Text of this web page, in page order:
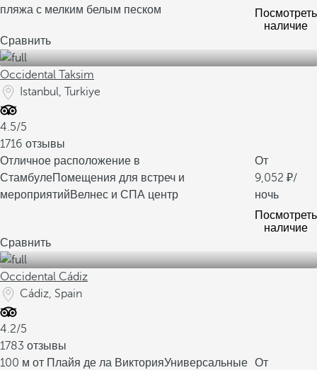
пляжа с мелким белым песком
Посмотреть
наличие
Сравнить
Occidental Taksim
Istanbul, Turkiye
4.5/5
1716 отзывы
Отличное расположение в
СтамбулеПомещения для встреч и
мероприятийВелнес и СПА центр
От
9,052
/
ночь
Посмотреть
наличие
Сравнить
Occidental Cádiz
Cádiz, Spain
4.2/5
1783 отзывы
100 м от Плайя де ла ВикторияУниверсальные От